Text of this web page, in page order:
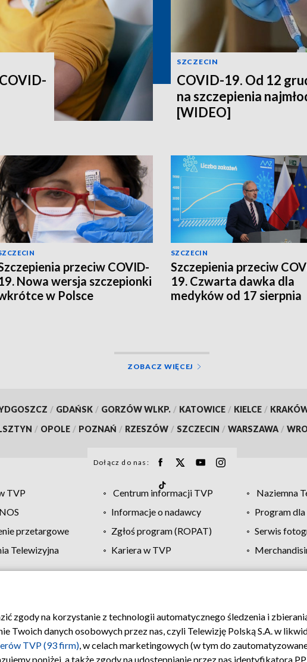
SZCZECIN
COVID-19. Od 12
na szczepienia
[WIDEO]
przeciw COVID-
Nowa wersja szczepionki
w Polsce
SZCZECIN
Szczepienia przeciw
19. Czwarta dawka dla
medyków od 17 sierpnia
ZOBACZ WIĘCEJ
/ GDAŃSK / GORZÓW WLKP. / KATOWICE / KIELCE /
/ OPOLE / POZNAŃ / RZESZÓW / SZCZECIN / WARSZAWA /
Dołącz do nas:
TVP Centrum informacji TVP Naziemna
Informacje o nadawcy
Program
przetargowe Zgłoś program (ROPAT)
Serwis
Telewizyjna Kariera w TVP
Polityka prywatności Moje zgody Pomoc Biuro
zgody na korzystanie z technologii automatycznego śledzenia i
Twoich danych osobowych przez nas, czyli Telewizję Polską S.A. w
TVP (93 firm), w celach marketingowych (w tym do
poniżej, a także zgody na udostępnianie przez nas identyfikatora